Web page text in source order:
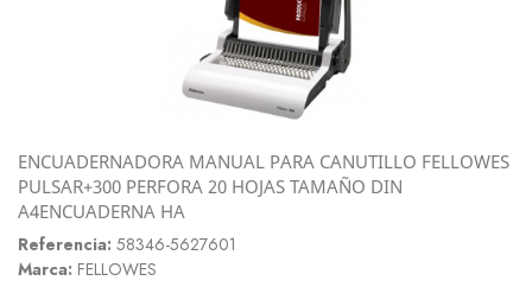
ENCUADERNADORA MANUAL PARA CANUTILLO FELLOWES
PULSAR+300 PERFORA 20 HOJAS TAMAÑO DIN
A4ENCUADERNA HA
Referencia: 58346-5627601
Marca: FELLOWES